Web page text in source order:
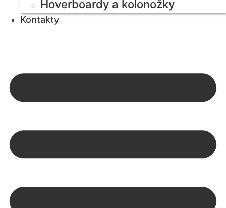
Hoverboardy a kolonožky
Kontakty